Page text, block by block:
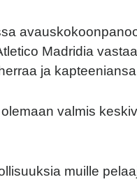
Madridia
ja
valmis
muille